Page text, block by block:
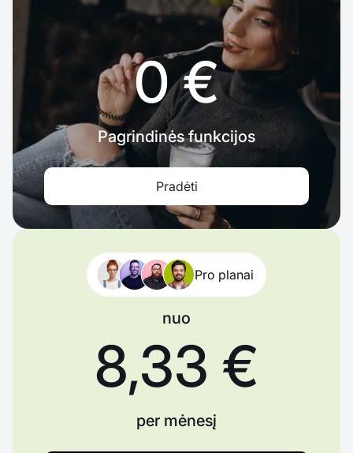
0 €
Pagrindinės funkcijos
Pradėti
Pro planai
nuo
8,33 €
per mėnesį